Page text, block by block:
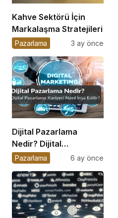
Kahve Sektörü İçin
Markalaşma Stratejileri
Pazarlama 3 ay önce
Dijital Pazarlama
Nedir? Dijital
Pazarlama Kariyeri
Pazarlama 6 ay önce